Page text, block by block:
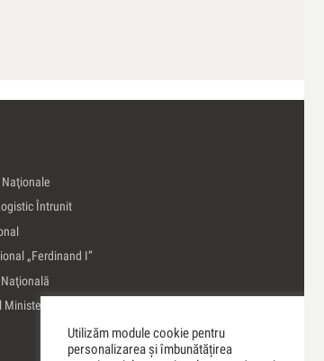
Întrunit
„Ferdinand I”
Ministerului Apărării Naţionale
Utilizăm module cookie pentru
personalizarea și îmbunătățirea